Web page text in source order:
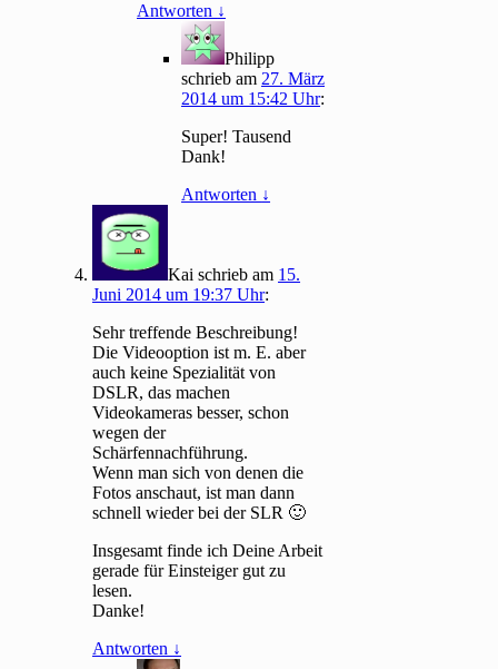
Antworten ↓
Philipp
schrieb am 27. März
2014 um 15:42 Uhr:
Super! Tausend
Dank!
Antworten ↓
Kai schrieb am 15.
Juni 2014 um 19:37 Uhr:
Sehr treffende Beschreibung!
Die Videooption ist m. E. aber
auch keine Spezialität von
DSLR, das machen
Videokameras besser, schon
wegen der
Schärfennachführung.
Wenn man sich von denen die
Fotos anschaut, ist man dann
schnell wieder bei der SLR 🙂
Insgesamt finde ich Deine Arbeit
gerade für Einsteiger gut zu
lesen.
Danke!
Antworten ↓